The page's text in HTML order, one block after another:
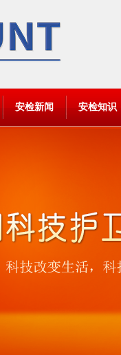
安检新闻 安检知识